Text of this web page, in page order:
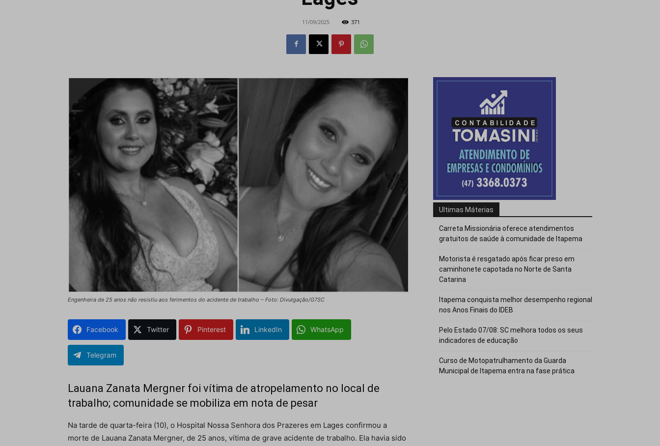
11/09/2025 371
Engenheira de 25 anos não resistiu aos ferimentos do acidente de trabalho – Foto: Divulgação/G7SC
Facebook Twitter Pinterest LinkedIn WhatsApp
Telegram
Lauana Zanata Mergner foi vítima de atropelamento no local de
trabalho; comunidade se mobiliza em nota de pesar
Na tarde de quarta-feira (10), o Hospital Nossa Senhora dos Prazeres em Lages confirmou a
morte de Lauana Zanata Mergner, de 25 anos, vítima de grave acidente de trabalho. Ela havia sido
Ultimas Máterias
Carreta Missionária oferece atendimentos
gratuitos de saúde à comunidade de Itapema
Motorista é resgatado após ficar preso em
caminhonete capotada no Norte de Santa
Catarina
Itapema conquista melhor desempenho regional
nos Anos Finais do IDEB
Pelo Estado 07/08: SC melhora todos os seus
indicadores de educação
Curso de Motopatrulhamento da Guarda
Municipal de Itapema entra na fase prática